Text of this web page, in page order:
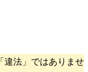
「違法」ではありませ